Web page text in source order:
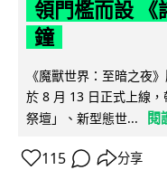
領門檻而設 《
鐘
《魔獸世界：至暗之夜
於 8 月 13 日正式上線
祭壇」、新型態世...
閱
115 分享